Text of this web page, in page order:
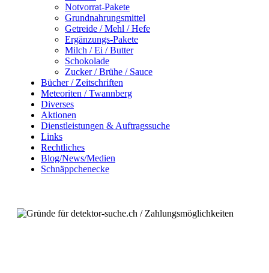
Notvorrat-Pakete
Grundnahrungsmittel
Getreide / Mehl / Hefe
Ergänzungs-Pakete
Milch / Ei / Butter
Schokolade
Zucker / Brühe / Sauce
Bücher / Zeitschriften
Meteoriten / Twannberg
Diverses
Aktionen
Dienstleistungen & Auftragssuche
Links
Rechtliches
Blog/News/Medien
Schnäppchenecke